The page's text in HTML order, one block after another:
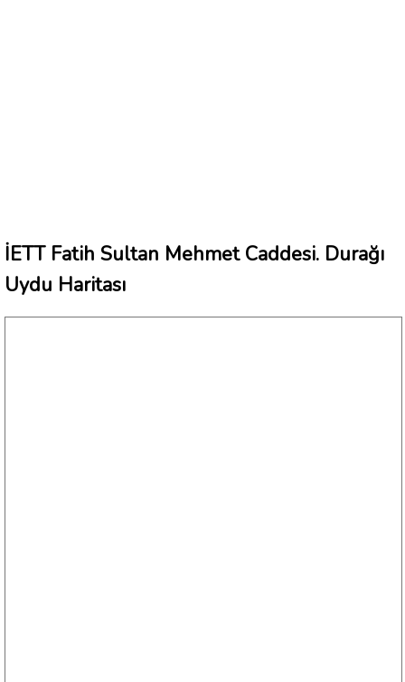
İETT Fatih Sultan Mehmet Caddesi. Durağı
Uydu Haritası